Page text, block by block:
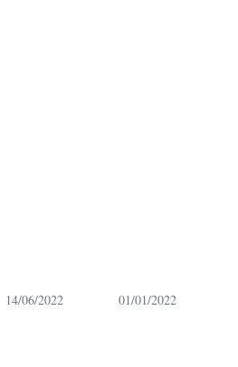
14/06/2022 01/01/2022